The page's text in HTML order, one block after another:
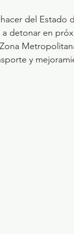
del Estado
detonar en
y